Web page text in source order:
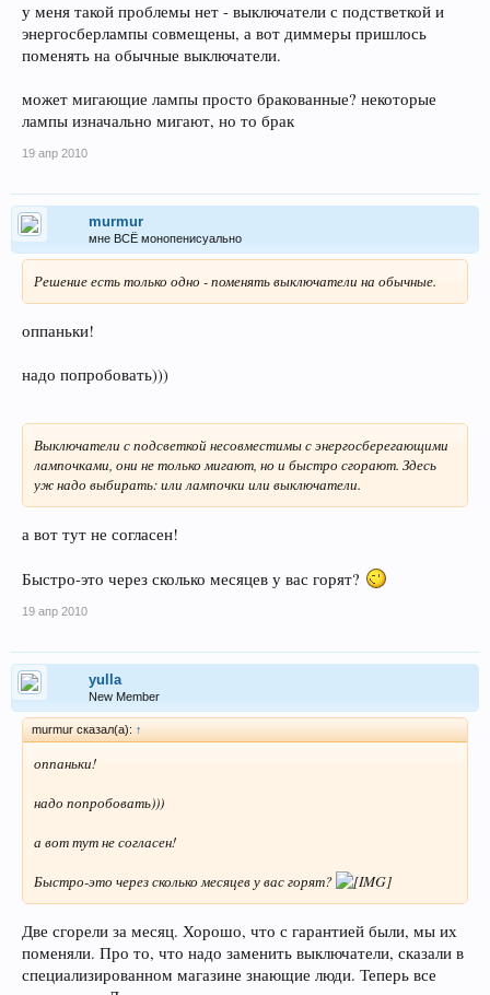
у меня такой проблемы нет - выключатели с подстветкой и
энергосберлампы совмещены, а вот диммеры пришлось
поменять на обычные выключатели.
может мигающие лампы просто бракованные? некоторые
лампы изначально мигают, но то брак
19 апр 2010
murmur
мне ВСЁ монопенисуально
Решение есть только одно - поменять выключатели на обычные.
оппаньки!
надо попробовать)))
Выключатели с подсветкой несовместимы с энергосберегающими
лампочками, они не только мигают, но и быстро сгорают. Здесь
уж надо выбирать: или лампочки или выключатели.
а вот тут не согласен!
Быстро-это через сколько месяцев у вас горят?
19 апр 2010
yulla
New Member
murmur сказал(а): ↑
оппаньки!
надо попробовать)))
а вот тут не согласен!
Быстро-это через сколько месяцев у вас горят?
Две сгорели за месяц. Хорошо, что с гарантией были, мы их
поменяли. Про то, что надо заменить выключатели, сказали в
специализированном магазине знающие люди. Теперь все